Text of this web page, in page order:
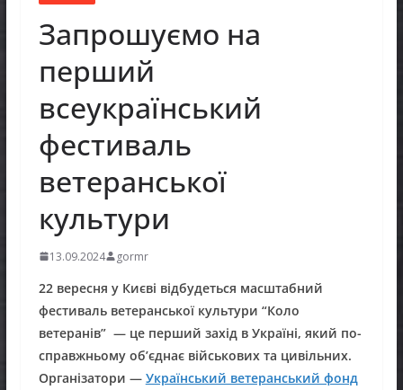
Запрошуємо на
перший
всеукраїнський
фестиваль
ветеранської
культури
13.09.2024 gormr
22 вересня у Києві відбудеться масштабний
фестиваль ветеранської культури “Коло
ветеранів” — це перший захід в Україні, який по-
справжньому об’єднає військових та цивільних.
Організатори — Український ветеранський фонд